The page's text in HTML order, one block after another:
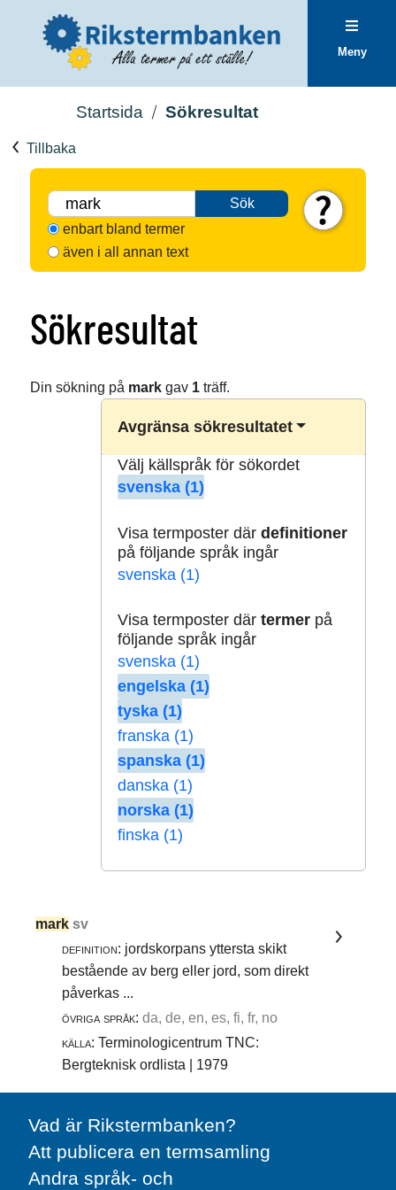
Meny
Startsida Sökresultat
Tillbaka
Sök
enbart bland termer
även i all annan text
Sökresultat
Din sökning på markgav 1träff.
Avgränsa sökresultatet
Välj källspråk för sökordet
svenska (1)
Visa termposter där definitioner
på följande språk ingår
svenska (1)
Visa termposter där termerpå
följande språk ingår
svenska (1)
engelska (1)
tyska (1)
franska (1)
spanska (1)
danska (1)
norska (1)
finska (1)
mark sv
definition: jordskorpans yttersta skikt
bestående av berg eller jord, som direkt
påverkas ...
övriga språk: da, de, en, es, fi, fr, no
källa: Terminologicentrum TNC:
Bergteknisk ordlista | 1979
Vad är Rikstermbanken?
Att publicera en termsamling
Andra språk- och